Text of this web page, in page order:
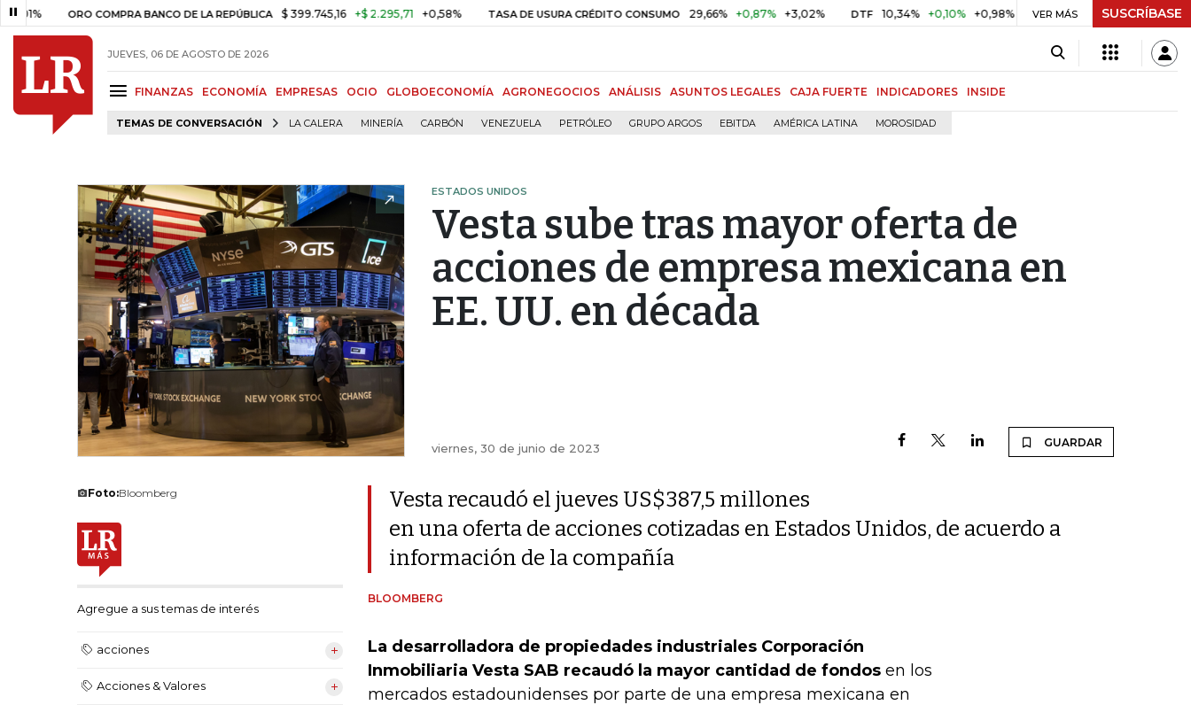
ORO COMPRA BANCO DE LA REPÚBLICA $ 399.745,16 +$ 2.295,71 +0,58% TASA DE USURA CRÉDITO CONSUMO 29,66% +0,87% +3,02% DTF 10,34% +0,10% +0,98% UVR $ 416,86 +$ 0,05 +0,01%
VER MÁS SUSCRÍBASE
JUEVES, 06 DE AGOSTO DE 2026
FINANZAS ECONOMÍA EMPRESAS OCIO GLOBOECONOMÍA AGRONEGOCIOS ANÁLISIS ASUNTOS LEGALES CAJA FUERTE INDICADORES INSIDE
TEMAS DE CONVERSACIÓN LA CALERA MINERÍA CARBÓN VENEZUELA PETRÓLEO GRUPO ARGOS EBITDA AMÉRICA LATINA MOROSIDAD
ESTADOS UNIDOS
Vesta sube tras mayor oferta de
acciones de empresa mexicana en
EE. UU. en década
viernes, 30 de junio de 2023 GUARDAR
Foto:Bloomberg
Agregue a sus temas de interés
acciones
Acciones & Valores
Vesta recaudó el jueves US$387,5 millones
en una oferta de acciones cotizadas en Estados Unidos, de acuerdo a
información de la compañía
BLOOMBERG
La desarrolladora de propiedades industriales Corporación
Inmobiliaria Vesta SAB recaudó la mayor cantidad de fondos en los
mercados estadounidenses por parte de una empresa mexicana en